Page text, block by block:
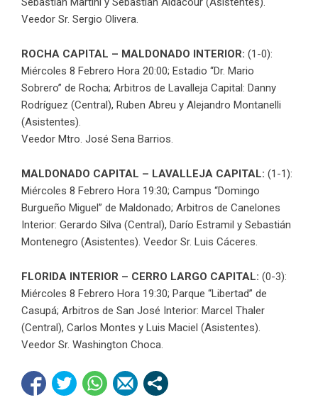
Veedor Sr. Sergio Olivera.
ROCHA CAPITAL – MALDONADO INTERIOR: (1-0):
Miércoles 8 Febrero Hora 20:00; Estadio “Dr. Mario
Sobrero” de Rocha; Arbitros de Lavalleja Capital: Danny
Rodríguez (Central), Ruben Abreu y Alejandro Montanelli
(Asistentes).
Veedor Mtro. José Sena Barrios.
MALDONADO CAPITAL – LAVALLEJA CAPITAL: (1-1):
Miércoles 8 Febrero Hora 19:30; Campus “Domingo
Burgueño Miguel” de Maldonado; Arbitros de Canelones
Interior: Gerardo Silva (Central), Darío Estramil y Sebastián
Montenegro (Asistentes). Veedor Sr. Luis Cáceres.
FLORIDA INTERIOR – CERRO LARGO CAPITAL: (0-3):
Miércoles 8 Febrero Hora 19:30; Parque “Libertad” de
Casupá; Arbitros de San José Interior: Marcel Thaler
(Central), Carlos Montes y Luis Maciel (Asistentes).
Veedor Sr. Washington Choca.